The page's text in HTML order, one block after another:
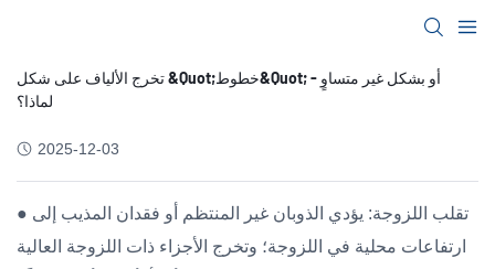
تخرج الألياف على شكل &quot;خطوط&quot; أو بشكل غير متساوٍ -
لماذا؟
2025-12-03
● تقلب اللزوجة: يؤدي الذوبان غير المنتظم أو فقدان المذيب إلى
ارتفاعات محلية في اللزوجة؛ وتخرج الأجزاء ذات اللزوجة العالية